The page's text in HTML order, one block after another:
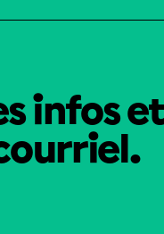
infos